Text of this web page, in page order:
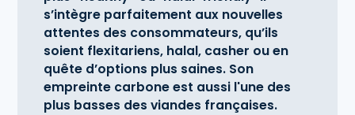
s’intègre parfaitement aux nouvelles
attentes des consommateurs, qu’ils
soient flexitariens, halal, casher ou en
quête d’options plus saines. Son
empreinte carbone est aussi l'une des
plus basses des viandes françaises.